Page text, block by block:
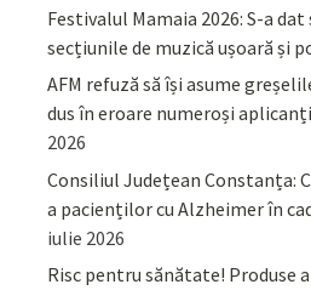
Festivalul Mamaia 2026: S-a
secțiunile de muzică ușoară și
AFM refuză să își asume
dus în eroare numeroși
2026
Consiliul Județean Constanța:
a pacienților cu Alzheimer în
iulie 2026
Risc pentru sănătate! Produse